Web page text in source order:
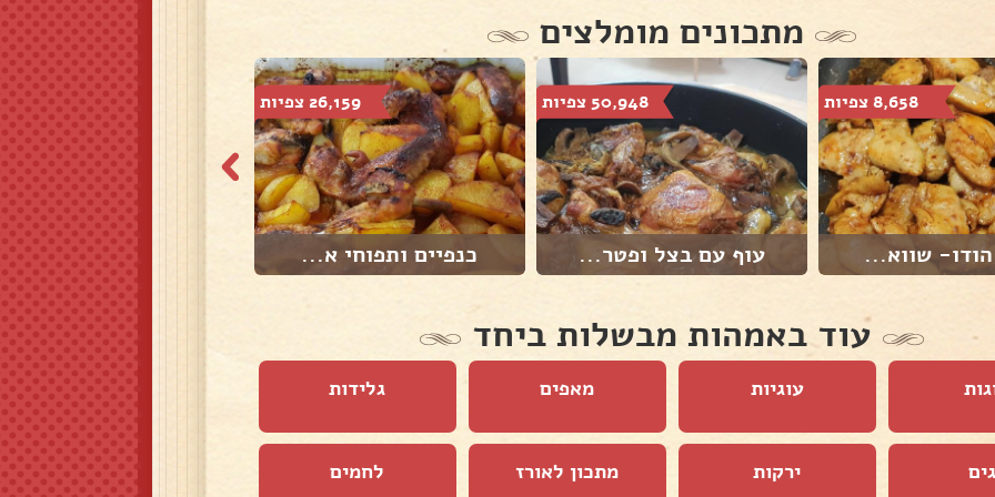
מתכונים מומלצים
8,658 צפיות
שווא...
50,948 צפיות
עוף עם בצל ופטר...
26,159 צפיות
כנפיים ותפוחי א...
עוד באמהות מבשלות ביחד
עוגיות מאפים גלידות
ירקות מתכון לאורז לחמים